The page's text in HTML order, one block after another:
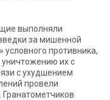
выполняли
за мишенной
условного противника,
их с
с ухудшением
провели